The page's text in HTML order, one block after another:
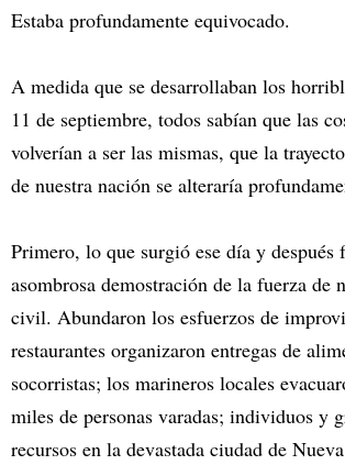
Estaba profundamente equivocado.
A medida que se desarrollaban los
11 de septiembre, todos sabían que las
volverían a ser las mismas, que la
de nuestra nación se alteraría
Primero, lo que surgió ese día y después
asombrosa demostración de la fuerza de
civil. Abundaron los esfuerzos de
restaurantes organizaron entregas de
socorristas; los marineros locales
miles de personas varadas; individuos y
recursos en la devastada ciudad de